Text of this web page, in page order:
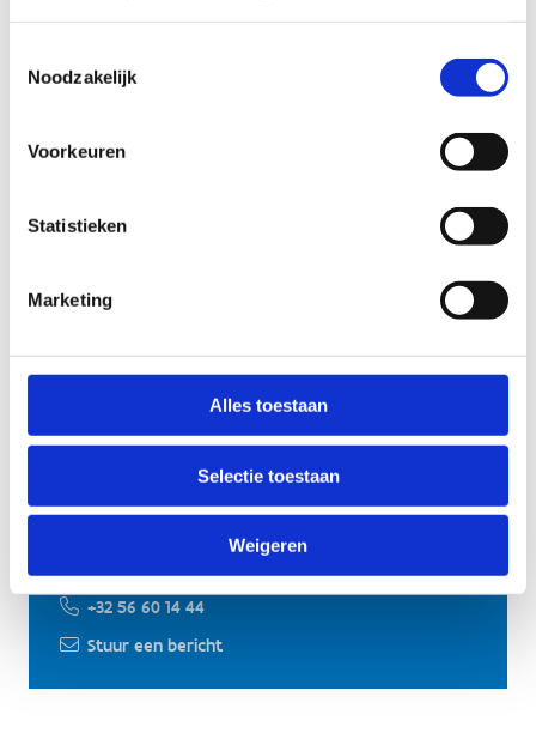
Noodzakelijk
Voorkeuren
Statistieken
Marketing
Alles toestaan
Selectie toestaan
Weigeren
lessenreeksen.
Je hebt minimum het niveau paard/pony
Interesse? Schrijf dan een leuke motivatiebrief en
Meer informatie
+32 56 60 14 44
Stuur een bericht